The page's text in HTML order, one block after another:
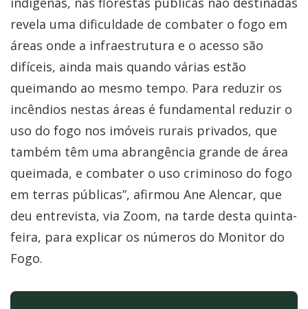
revela uma dificuldade de combater o fogo em
áreas onde a infraestrutura e o acesso são
difíceis, ainda mais quando várias estão
queimando ao mesmo tempo. Para reduzir os
incêndios nestas áreas é fundamental reduzir o
uso do fogo nos imóveis rurais privados, que
também têm uma abrangência grande de área
queimada, e combater o uso criminoso do fogo
em terras públicas”, afirmou Ane Alencar, que
deu entrevista, via Zoom, na tarde desta quinta-
feira, para explicar os números do Monitor do
Fogo.